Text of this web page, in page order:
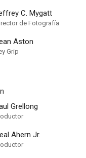
C. Mygatt
de Fotografía
Aston
Grip
Grellong
Ahern Jr.